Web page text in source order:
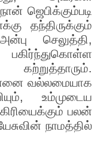
ஜெபிக்கும்படி
தந்திருக்கும்
செலுத்தி,
கற்றுத்தாரும்.
வல்லமையாக
உம்முடைய
பலன்
நாமத்தில்